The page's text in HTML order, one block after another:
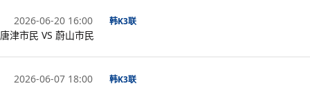
2026-06-20 16:00 韩K3联
唐津市民 VS 蔚山市民
2026-06-07 18:00 韩K3联